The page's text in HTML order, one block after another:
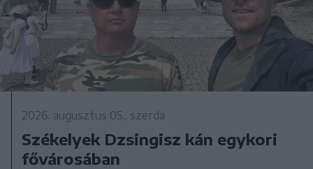
2026. augusztus 05., szerda
Székelyek Dzsingisz kán egykori
fővárosában